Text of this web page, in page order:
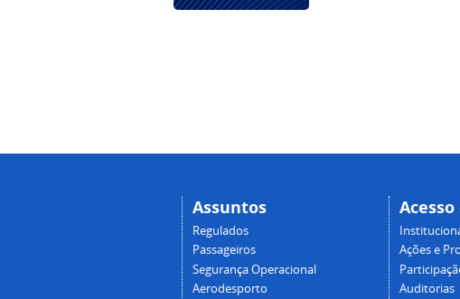
Assuntos
Regulados
Passageiros
Segurança Operacional
Aerodesporto
Ações e
Auditorias